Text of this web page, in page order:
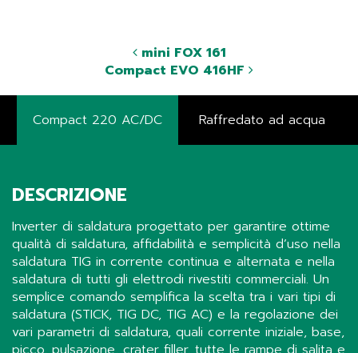
mini FOX 161
Compact EVO 416HF
Compact 220 AC/DC Raffredato ad acqua
DESCRIZIONE
Inverter di saldatura progettato per garantire ottime
qualità di saldatura, affidabilità e semplicità d’uso nella
saldatura TIG in corrente continua e alternata e nella
saldatura di tutti gli elettrodi rivestiti commerciali. Un
semplice comando semplifica la scelta tra i vari tipi di
saldatura (STICK, TIG DC, TIG AC) e la regolazione dei
vari parametri di saldatura, quali corrente iniziale, base,